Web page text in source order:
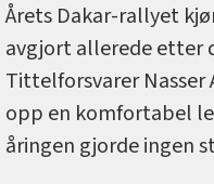
Årets Dakar-rallyet
avgjort allerede etter
Tittelforsvarer Nasser
opp en komfortabel
åringen gjorde ingen